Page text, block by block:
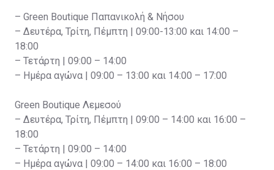
– Green Boutique Παπανικολή & Νήσου
– Δευτέρα, Τρίτη, Πέμπτη | 09:00-13:00 και 14:00 –
18:00
– Τετάρτη | 09:00 – 14:00
– Ημέρα αγώνα | 09:00 – 13:00 και 14:00 – 17:00
Green Boutique Λεμεσού
– Δευτέρα, Τρίτη, Πέμπτη | 09:00 – 14:00 και 16:00 –
18:00
– Τετάρτη | 09:00 – 14:00
– Ημέρα αγώνα | 09:00 – 14:00 και 16:00 – 18:00